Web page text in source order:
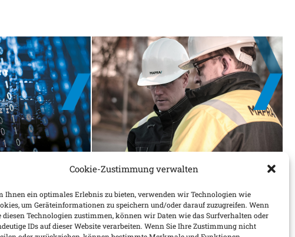
Cookie-Zustimmung verwalten
Ihnen ein optimales Erlebnis zu bieten, verwenden wir Technologien wie
um Geräteinformationen zu speichern und/oder darauf zuzugreifen. Wenn
diesen Technologien zustimmen, können wir Daten wie das Surfverhalten oder
IDs auf dieser Website verarbeiten. Wenn Sie Ihre Zustimmung nicht
-
UND -
liefern
SIE HATTEN EINEN
Nutzen Sie unsere Meldeformulare
für eine schnelle Bearbeitung.